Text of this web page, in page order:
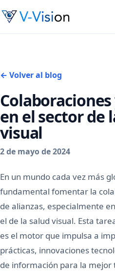
← Volver al blog
en el sector de
visual
2 de mayo de 2024
En un mundo cada vez más
fundamental fomentar la
de alianzas, especialmente
el de la salud visual. Esta
es el motor que impulsa a
prácticas, innovaciones
de información para la mejor